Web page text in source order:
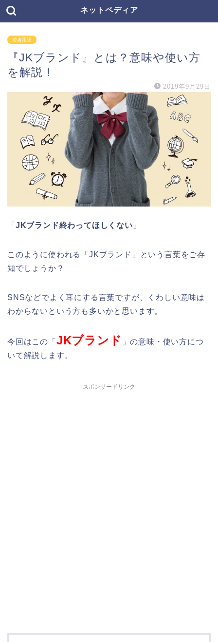
ネットペディア
若者用語
『JKブランド』とは？意味や使い方
を解説！
2019年9月29日
「 JKブランド終わってほしくない 」
このように使われる「JKブランド」という言葉をご存
知でしょうか？
SNSなどでよく耳にする言葉ですが、くわしい意味は
わからないという方も多いかと思います。
今回はこの「 JKブランド 」の意味・使い方につ
いて解説します。
スポンサードリンク